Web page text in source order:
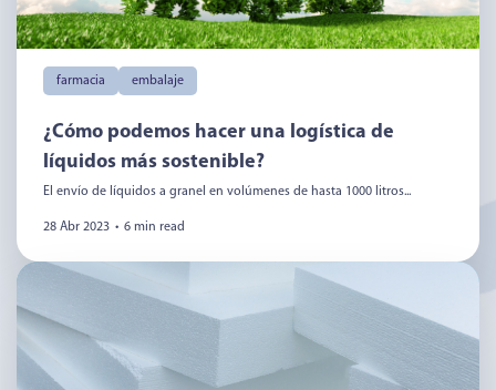
farmacia embalaje
¿Cómo podemos hacer una logística de
líquidos más sostenible?
El envío de líquidos a granel en volúmenes de hasta 1000 litros...
28 Abr 2023 • 6 min read